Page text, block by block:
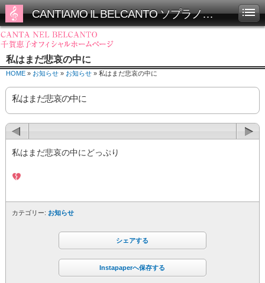
CANTIAMO IL BELCANTO ソプラノ千賀恵子オフィシャルホームページ
私はまだ悲哀の中に
HOME » お知らせ » お知らせ » 私はまだ悲哀の中に
私はまだ悲哀の中に
私はまだ悲哀の中にどっぷり
カテゴリー: お知らせ
シェアする
Instapaperへ保存する